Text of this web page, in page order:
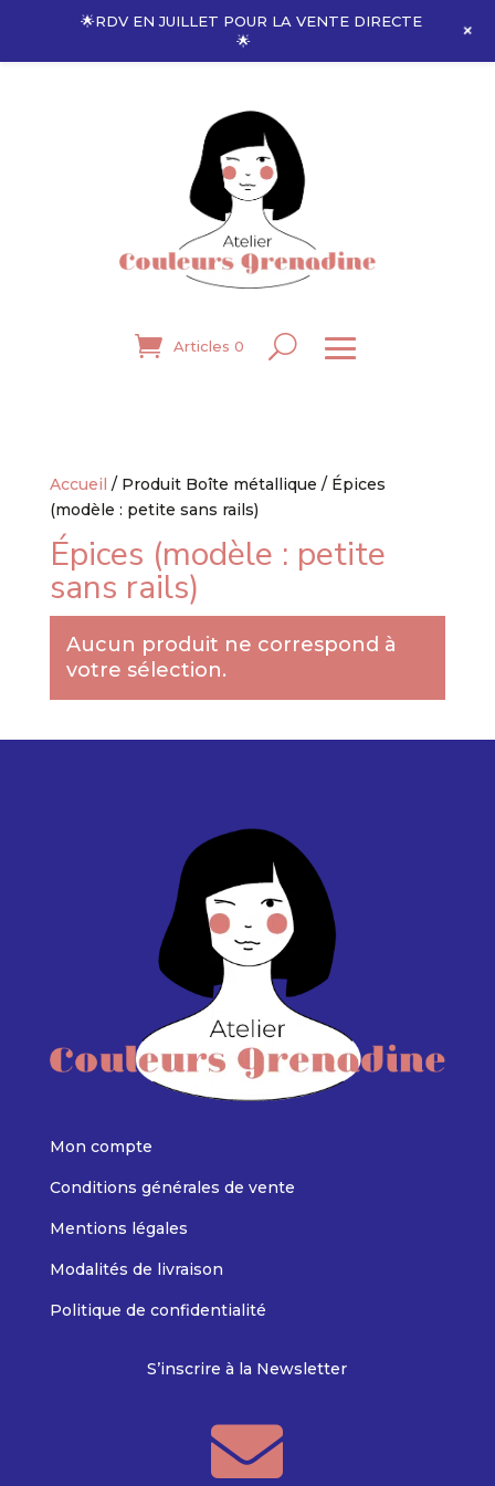
Articles 0
Accueil / Produit Boîte métallique / Épices
(modèle : petite sans rails)
Épices (modèle : petite
sans rails)
Aucun produit ne correspond à
votre sélection.
Mon compte
Conditions générales de vente
Mentions légales
Modalités de livraison
Politique de confidentialité
S’inscrire à la Newsletter

🌟RDV EN JUILLET POUR LA VENTE DIRECTE
🌟
+